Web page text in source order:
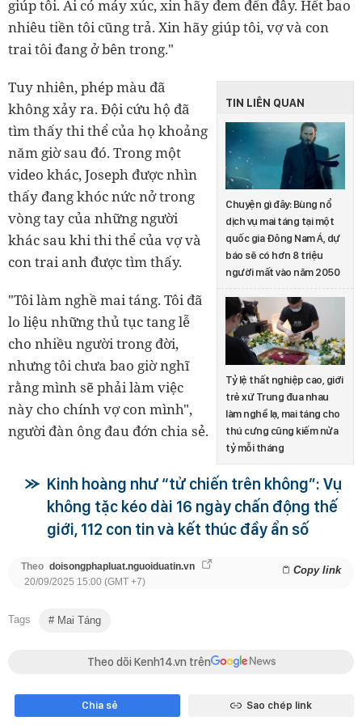
giúp tôi. Ai có máy xúc, xin hãy đem đến đây. Hết bao
nhiêu tiền tôi cũng trả. Xin hãy giúp tôi, vợ và con
trai tôi đang ở bên trong."
TIN LIÊN QUAN
Chuyện gì đây: Bùng nổ
dịch vụ mai táng tại một
quốc gia Đông Nam Á, dự
báo sẽ có hơn 8 triệu
người mất vào năm 2050
Tỷ lệ thất nghiệp cao, giới
trẻ xứ Trung đua nhau
làm nghề lạ, mai táng cho
thú cưng cũng kiếm nửa
tỷ mỗi tháng
Tuy nhiên, phép màu đã
không xảy ra. Đội cứu hộ đã
tìm thấy thi thể của họ khoảng
năm giờ sau đó. Trong một
video khác, Joseph được nhìn
thấy đang khóc nức nở trong
vòng tay của những người
khác sau khi thi thể của vợ và
con trai anh được tìm thấy.
"Tôi làm nghề mai táng. Tôi đã
lo liệu những thủ tục tang lễ
cho nhiều người trong đời,
nhưng tôi chưa bao giờ nghĩ
rằng mình sẽ phải làm việc
này cho chính vợ con mình",
người đàn ông đau đớn chia sẻ.
Kinh hoàng như “tử chiến trên không”: Vụ
không tặc kéo dài 16 ngày chấn động thế
giới, 112 con tin và kết thúc đầy ẩn số
Theo doisongphapluat.nguoiduatin.vn Copy link
20/09/2025 15:00 (GMT +7)
Tags Mai Táng
Theo dõi Kenh14.vn trên
Chia sẻ Sao chép link